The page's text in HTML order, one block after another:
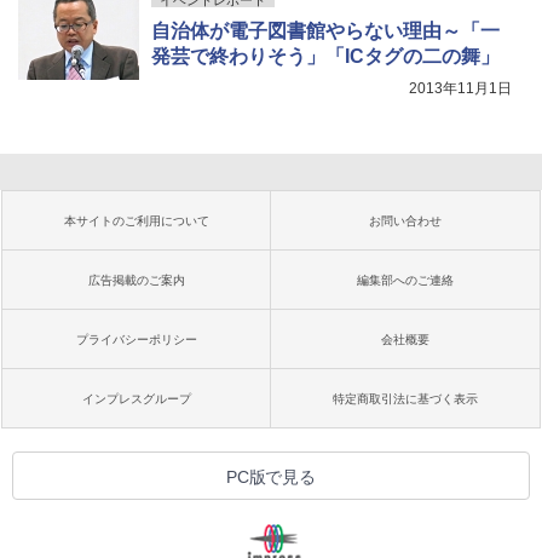
自治体が電子図書館やらない理由～「一
発芸で終わりそう」「ICタグの二の舞」
2013年11月1日
本サイトのご利用について お問い合わせ
広告掲載のご案内 編集部へのご連絡
プライバシーポリシー 会社概要
インプレスグループ 特定商取引法に基づく表示
PC版で見る